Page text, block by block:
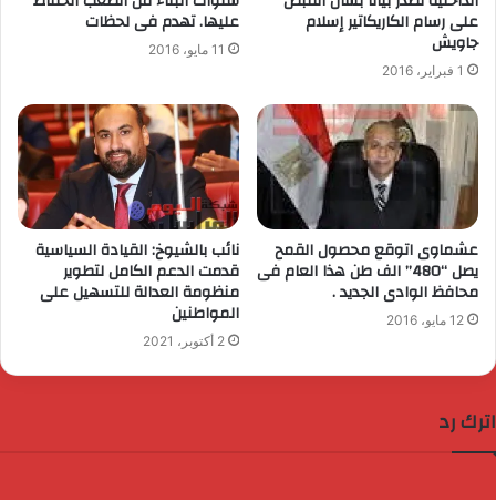
على رسام الكاريكاتير إسلام
جاويش
1 فبراير، 2016
عليها. تهدم فى لحظات
11 مايو، 2016
عشماوى اتوقع محصول القمح
يصل “480” الف طن هذا العام فى
محافظ الوادى الجديد .
12 مايو، 2016
نائب بالشيوخ: القيادة السياسية
قدمت الدعم الكامل لتطوير
منظومة العدالة للتسهيل على
المواطنين
2 أكتوبر، 2021
اترك رد